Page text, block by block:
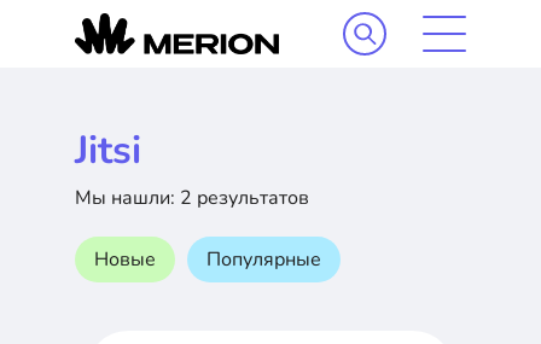
Jitsi
Мы нашли: 2 результатов
Новые Популярные